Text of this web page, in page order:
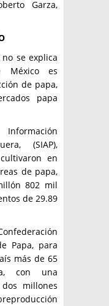
Garza,
se explica
es
de papa,
papa
(SIAP),
en
de papa,
802 mil
de 29.89
Papa, para
más de 65
con una
millones